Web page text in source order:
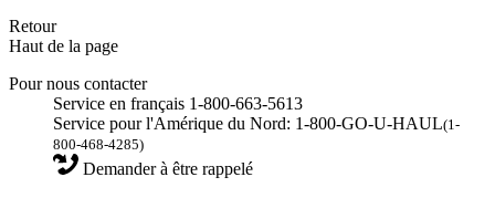
Retour
Haut de la page
Pour nous contacter
Service en français 1-800-663-5613
Service pour l'Amérique du Nord: 1-800-GO-U-HAUL(1-
800-468-4285)
Demander à être rappelé